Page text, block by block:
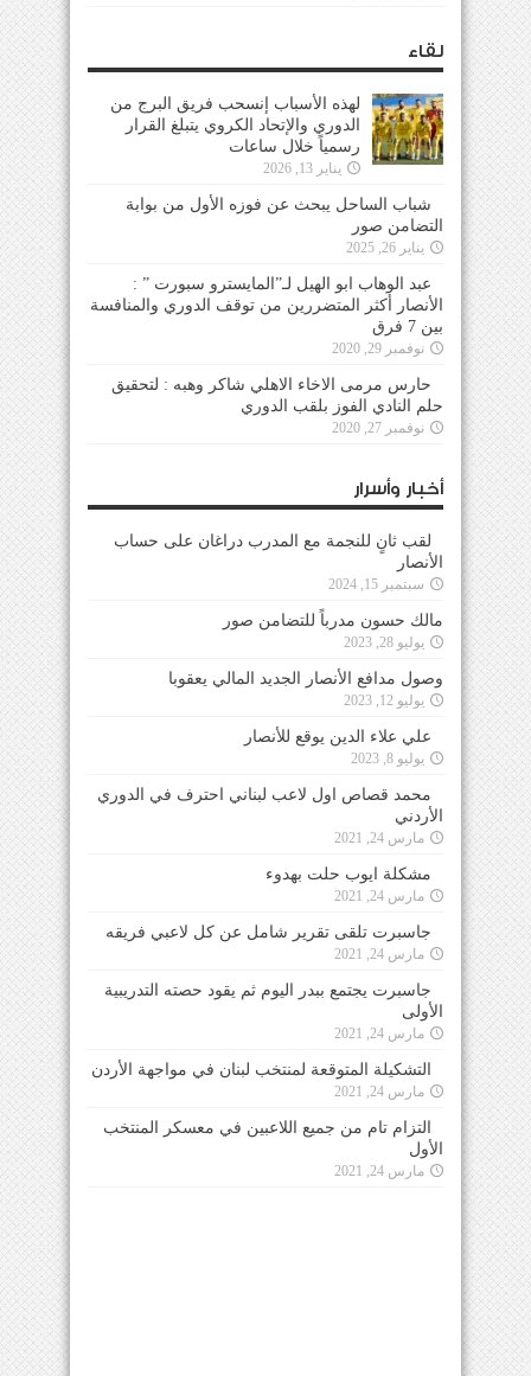
لقاء
لهذه الأسباب إنسحب فريق البرج من
الدوري والإتحاد الكروي يتبلغ القرار
رسمياً خلال ساعات
يناير 13, 2026
شباب الساحل يبحث عن فوزه الأول من بوابة
التضامن صور
يناير 26, 2025
عبد الوهاب ابو الهيل لـ”المايسترو سبورت ” :
الأنصار أكثر المتضررين من توقف الدوري والمنافسة
بين 7 فرق
نوفمبر 29, 2020
حارس مرمى الاخاء الاهلي شاكر وهبه : لتحقيق
حلم النادي الفوز بلقب الدوري
نوفمبر 27, 2020
أخبار وأسرار
لقب ثانٍ للنجمة مع المدرب دراغان على حساب
الأنصار
سبتمبر 15, 2024
مالك حسون مدرباً للتضامن صور
يوليو 28, 2023
وصول مدافع الأنصار الجديد المالي يعقوبا
يوليو 12, 2023
علي علاء الدين يوقع للأنصار
يوليو 8, 2023
محمد قصاص اول لاعب لبناني احترف في الدوري
الأردني
مارس 24, 2021
مشكلة ايوب حلت بهدوء
مارس 24, 2021
جاسبرت تلقى تقرير شامل عن كل لاعبي فريقه
مارس 24, 2021
جاسبرت يجتمع ببدر اليوم ثم يقود حصته التدريبية
الأولى
مارس 24, 2021
التشكيلة المتوقعة لمنتخب لبنان في مواجهة الأردن
مارس 24, 2021
التزام تام من جميع اللاعبين في معسكر المنتخب
الأول
مارس 24, 2021